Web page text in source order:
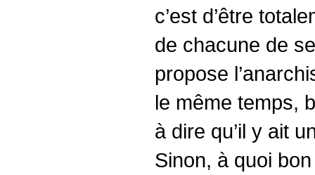
c’est d’être
de chacune de
propose
le même temps,
à dire qu’il y ait
Sinon, à quoi